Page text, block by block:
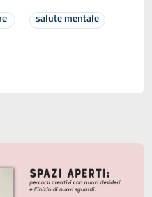
salute mentale